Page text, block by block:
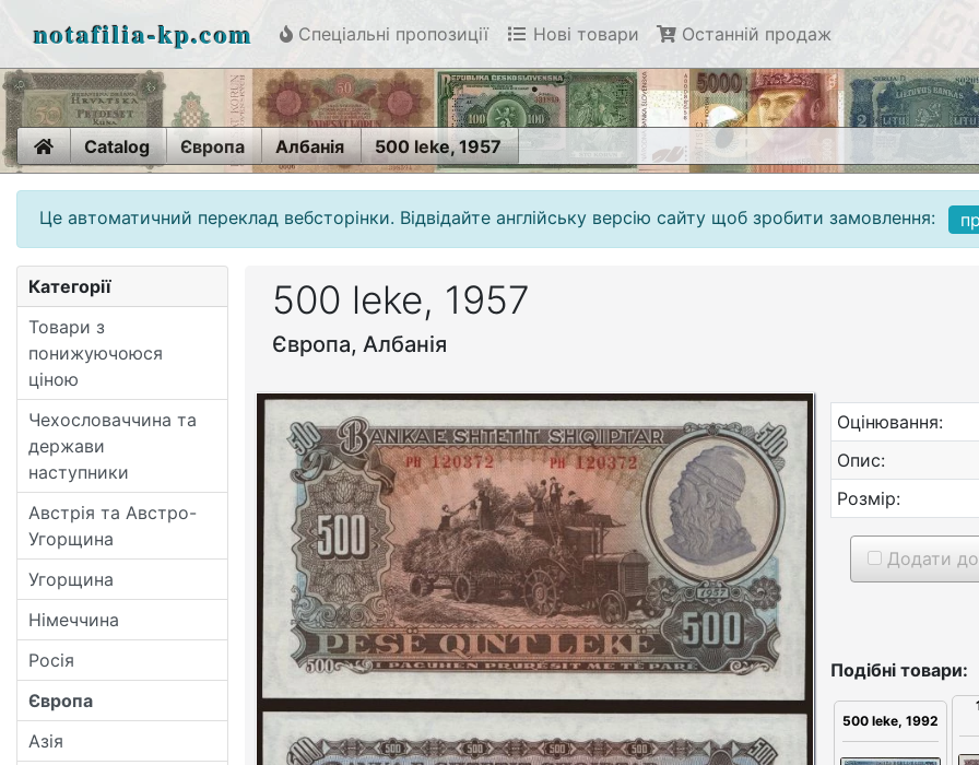
notafilia-kp.com Спеціальні пропозиції Нові товари Останній продаж
HomeCatalog Європа Албанія 500 leke, 1957
Це автоматичний переклад вебсторінки. Відвідайте англійську версію сайту щоб зробити замовлення:
Категорії
Товари з
понижуючоюся
ціною
Чехословаччина та
держави
наступники
Австрія та Австро-
Угорщина
Угорщина
Німеччина
Росія
Європа
Азія
500 leke, 1957
Європа, Албанія
Оцінювання:
Опис:
Розмір:
Додати
Подібні товари:
500 leke, 1992